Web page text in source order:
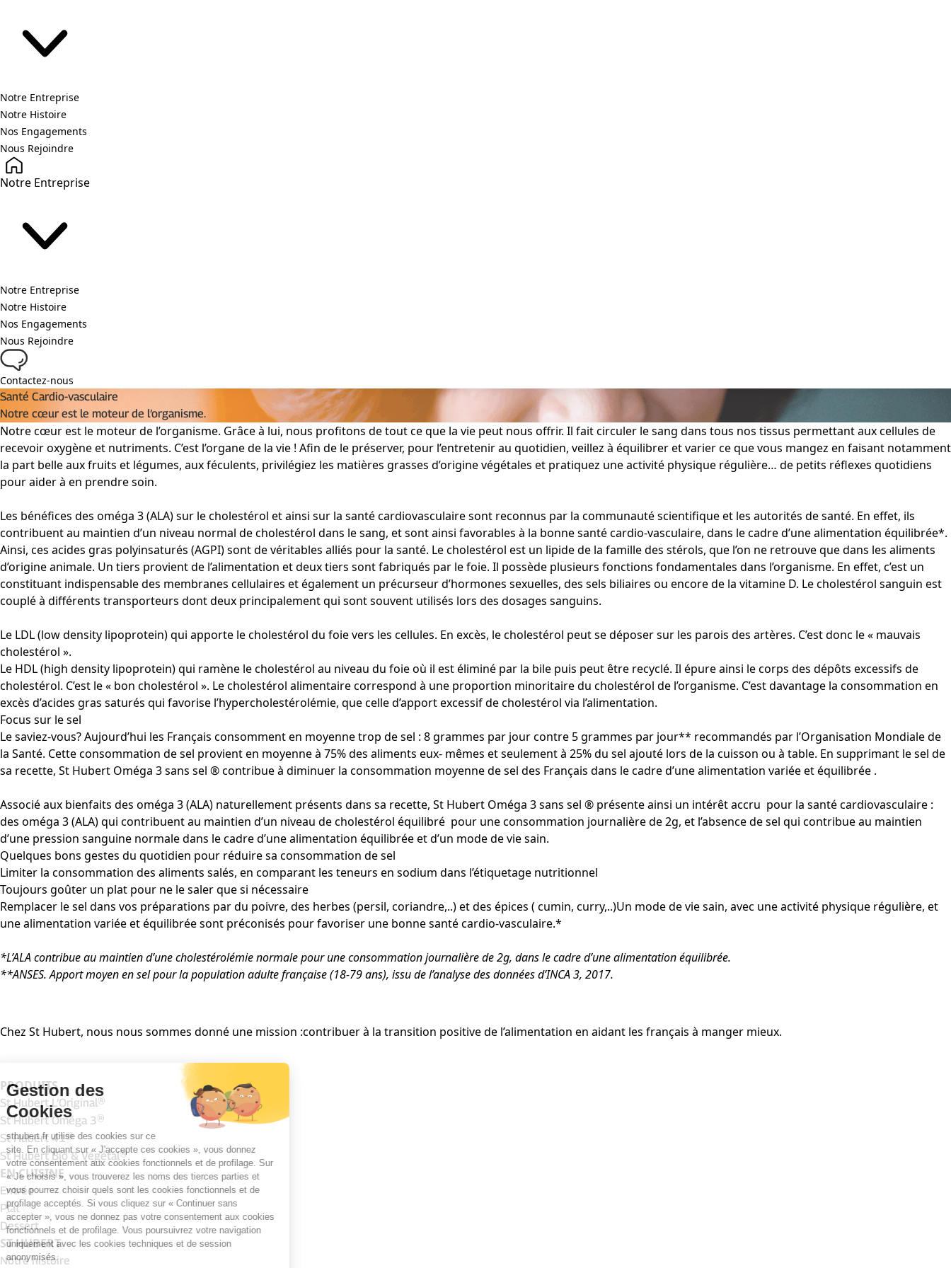
Notre Entreprise
Notre Histoire
Nos Engagements
Nous Rejoindre
Notre Entreprise
Notre Entreprise
Notre Histoire
Nos Engagements
Nous Rejoindre
Contactez-nous
Santé Cardio-vasculaire
Notre cœur est le moteur de l’organisme.
Notre cœur est le moteur de l’organisme. Grâce à lui, nous profitons de tout ce que la vie peut nous offrir. Il fait circuler le sang dans tous nos tissus permettant aux cellules de
recevoir oxygène et nutriments. C’est l’organe de la vie ! Afin de le préserver, pour l’entretenir au quotidien, veillez à équilibrer et varier ce que vous mangez en faisant notamment
la part belle aux fruits et légumes, aux féculents, privilégiez les matières grasses d’origine végétales et pratiquez une activité physique régulière… de petits réflexes quotidiens
pour aider à en prendre soin.
Les bénéfices des oméga 3 (ALA) sur le cholestérol et ainsi sur la santé cardiovasculaire sont reconnus par la communauté scientifique et les autorités de santé. En effet, ils
contribuent au maintien d’un niveau normal de cholestérol dans le sang, et sont ainsi favorables à la bonne santé cardio-vasculaire, dans le cadre d’une alimentation équilibrée*.
Ainsi, ces acides gras polyinsaturés (AGPI) sont de véritables alliés pour la santé. Le cholestérol est un lipide de la famille des stérols, que l’on ne retrouve que dans les aliments
d’origine animale. Un tiers provient de l’alimentation et deux tiers sont fabriqués par le foie. Il possède plusieurs fonctions fondamentales dans l’organisme. En effet, c’est un
constituant indispensable des membranes cellulaires et également un précurseur d’hormones sexuelles, des sels biliaires ou encore de la vitamine D. Le cholestérol sanguin est
couplé à différents transporteurs dont deux principalement qui sont souvent utilisés lors des dosages sanguins.
Le LDL (low density lipoprotein) qui apporte le cholestérol du foie vers les cellules. En excès, le cholestérol peut se déposer sur les parois des artères. C’est donc le « mauvais
cholestérol ».
Le HDL (high density lipoprotein) qui ramène le cholestérol au niveau du foie où il est éliminé par la bile puis peut être recyclé. Il épure ainsi le corps des dépôts excessifs de
cholestérol. C’est le « bon cholestérol ». Le cholestérol alimentaire correspond à une proportion minoritaire du cholestérol de l’organisme. C’est davantage la consommation en
excès d’acides gras saturés qui favorise l’hypercholestérolémie, que celle d’apport excessif de cholestérol via l’alimentation.
Focus sur le sel
Le saviez-vous? Aujourd’hui les Français consomment en moyenne trop de sel : 8 grammes par jour contre 5 grammes par jour** recommandés par l’Organisation Mondiale de
la Santé. Cette consommation de sel provient en moyenne à 75% des aliments eux- mêmes et seulement à 25% du sel ajouté lors de la cuisson ou à table. En supprimant le sel de
sa recette, St Hubert Oméga 3 sans sel ® contribue à diminuer la consommation moyenne de sel des Français dans le cadre d’une alimentation variée et équilibrée .
Associé aux bienfaits des oméga 3 (ALA) naturellement présents dans sa recette, St Hubert Oméga 3 sans sel ® présente ainsi un intérêt accru pour la santé cardiovasculaire :
des oméga 3 (ALA) qui contribuent au maintien d’un niveau de cholestérol équilibré pour une consommation journalière de 2g, et l’absence de sel qui contribue au maintien
d’une pression sanguine normale dans le cadre d’une alimentation équilibrée et d’un mode de vie sain.
Quelques bons gestes du quotidien pour réduire sa consommation de sel
Limiter la consommation des aliments salés, en comparant les teneurs en sodium dans l’étiquetage nutritionnel
Toujours goûter un plat pour ne le saler que si nécessaire
Remplacer le sel dans vos préparations par du poivre, des herbes (persil, coriandre,..) et des épices ( cumin, curry,..)Un mode de vie sain, avec une activité physique régulière, et
une alimentation variée et équilibrée sont préconisés pour favoriser une bonne santé cardio-vasculaire.*
*L’ALA contribue au maintien d’une cholestérolémie normale pour une consommation journalière de 2g, dans le cadre d’une alimentation équilibrée.
**ANSES. Apport moyen en sel pour la population adulte française (18-79 ans), issu de l’analyse des données d’INCA 3, 2017.
Chez St Hubert, nous nous sommes donné une mission :contribuer à la transition positive de l’alimentation en aidant les français à manger mieux.
PRODUITS
St Hubert L’Original®
St Hubert Oméga 3®
St Hubert 41®
St Hubert Bio & Végétal®
EN CUISINE
Entrée
Plat
Dessert
ST HUBERT
Notre histoire